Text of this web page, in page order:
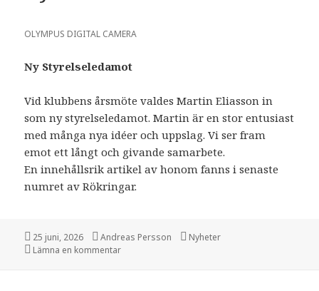
OLYMPUS DIGITAL CAMERA
Ny Styrelseledamot
Vid klubbens årsmöte valdes Martin Eliasson in
som ny styrelseledamot. Martin är en stor entusiast
med många nya idéer och uppslag. Vi ser fram
emot ett långt och givande samarbete.
En innehållsrik artikel av honom fanns i senaste
numret av Rökringar.
Postat
25 juni, 2026 Författare
Andreas Persson Kategorier
Nyheter
Lämna en kommentar